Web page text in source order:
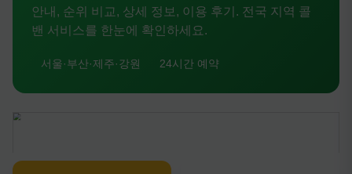
안내, 순위 비교, 상세 정보, 이용 후기. 전국 지역 콜
밴 서비스를 한눈에 확인하세요.
서울·부산·제주·강원 24시간 예약